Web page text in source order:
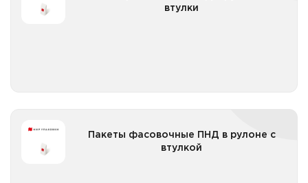
втулки
Пакеты фасовочные ПНД в рулоне с
втулкой
Пакеты фасовочные ПНД в рулоне с втулкой